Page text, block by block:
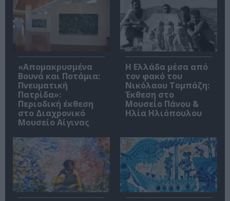
«Απομακρυσμένα
Βουνά και Ποτάμια:
Πνευματική
Πατρίδα»:
Περιοδική έκθεση
στο Διαχρονικό
Μουσείο Αίγινας
Η Ελλάδα μέσα από
τον φακό του
Νικόλαου Τομπάζη:
Έκθεση στο
Μουσείο Πάνου &
Ηλία Ηλιόπουλου